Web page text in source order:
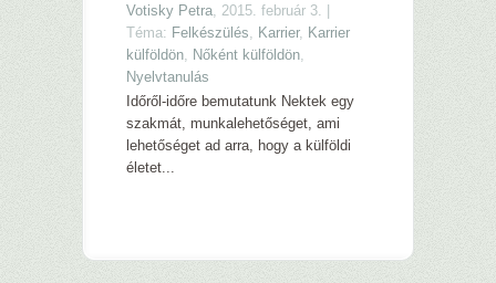
Votisky Petra, 2015. február 3. |
Téma: Felkészülés, Karrier, Karrier
külföldön, Nőként külföldön,
Nyelvtanulás
Időről-időre bemutatunk Nektek egy
szakmát, munkalehetőséget, ami
lehetőséget ad arra, hogy a külföldi
életet...